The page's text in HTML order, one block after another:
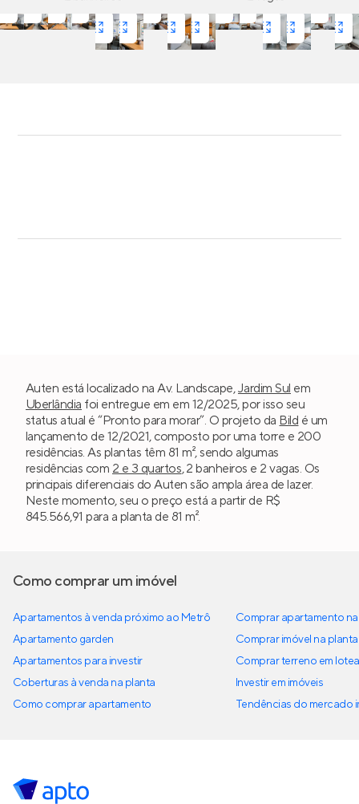
Auten está localizado na Av. Landscape,Jardim Sul em
Uberlândia foi entregue em em 12/2025, por isso seu
status atual é “Pronto para morar”. O projeto da Bild é um
lançamento de 12/2021, composto por uma torre e 200
residências. As plantas têm 81 m², sendo algumas
residências com 2 e 3 quartos, 2 banheiros e 2 vagas. Os
principais diferenciais do Auten são ampla área de lazer.
Neste momento, seu o preço está a partir de R$
845.566,91 para a planta de 81 m².
Como comprar um imóvel
Apartamentos à venda próximo ao Metrô
Apartamento garden
Apartamentos para investir
Coberturas à venda na planta
Como comprar apartamento
Comprar apartamento
Comprar imóvel na planta
Comprar terreno em
Investir em imóveis
Tendências do mercado